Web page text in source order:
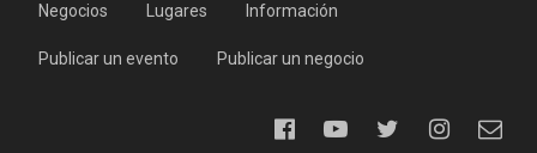
Negocios Lugares Información
Publicar un evento Publicar un negocio